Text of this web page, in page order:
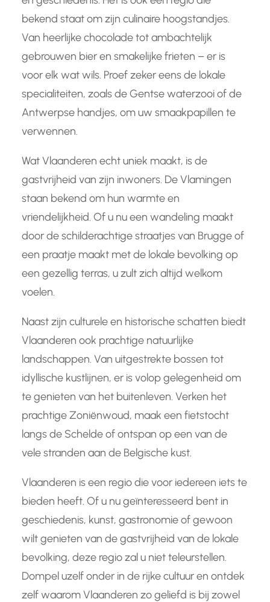
bekend staat om zijn culinaire hoogstandjes.
Van heerlijke chocolade tot ambachtelijk
gebrouwen bier en smakelijke frieten – er is
voor elk wat wils. Proef zeker eens de lokale
specialiteiten, zoals de Gentse waterzooi of de
Antwerpse handjes, om uw smaakpapillen te
verwennen.
Wat Vlaanderen echt uniek maakt, is de
gastvrijheid van zijn inwoners. De Vlamingen
staan bekend om hun warmte en
vriendelijkheid. Of u nu een wandeling maakt
door de schilderachtige straatjes van Brugge of
een praatje maakt met de lokale bevolking op
een gezellig terras, u zult zich altijd welkom
voelen.
Naast zijn culturele en historische schatten biedt
Vlaanderen ook prachtige natuurlijke
landschappen. Van uitgestrekte bossen tot
idyllische kustlijnen, er is volop gelegenheid om
te genieten van het buitenleven. Verken het
prachtige Zoniënwoud, maak een fietstocht
langs de Schelde of ontspan op een van de
vele stranden aan de Belgische kust.
Vlaanderen is een regio die voor iedereen iets te
bieden heeft. Of u nu geïnteresseerd bent in
geschiedenis, kunst, gastronomie of gewoon
wilt genieten van de gastvrijheid van de lokale
bevolking, deze regio zal u niet teleurstellen.
Dompel uzelf onder in de rijke cultuur en ontdek
zelf waarom Vlaanderen zo geliefd is bij zowel